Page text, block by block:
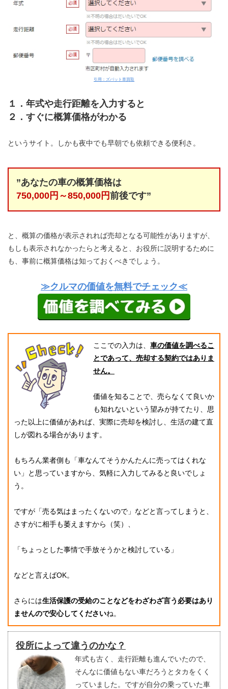
引用：ズバット車買取
１．年式や走行距離を入力すると
２．すぐに概算価格がわかる
というサイト。しかも夜中でも早朝でも依頼できる便利さ。
”あなたの車の概算価格は
750,000円～850,000円前後です”
と、概算の価格が表示されれば売却となる可能性がありますが、
もしも表示されなかったらと考えると、お役所に説明するために
も、事前に概算価格は知っておくべきでしょう。
≫クルマの価値を無料でチェック≪
ここでの入力は、 車の価値を調べるこ
とであって、売却する契約ではありま
せん。
価値を知ることで、売らなくて良いか
も知れないという望みが持てたり、思
った以上に価値があれば、実際に売却を検討し、生活の建て直
しが図れる場合があります。
もちろん業者側も「車なんてそうかんたんに売ってはくれな
い」と思っていますから、気軽に入力してみると良いでしょ
う。
ですが「売る気はまったくないので」などと言ってしまうと、
さすがに相手も萎えますから（笑）、
「ちょっとした事情で手放そうかと検討している」
などと言えばOK。
さらには生活保護の受給のことなどをわざわざ言う必要はあり
ませんので安心してくださいね。
役所によって違うのかな？
年式も古く、走行距離も進んでいたので、
そんなに価値もない車だろうとタカをくく
っていました。ですが自分の乗っていた車